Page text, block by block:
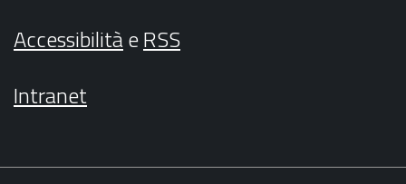
AccessibilitàeRSS
Intranet